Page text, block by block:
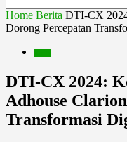
Home Berita DTI-CX
Dorong Percepatan
DTI-CX 2024:
Adhouse
Transformasi